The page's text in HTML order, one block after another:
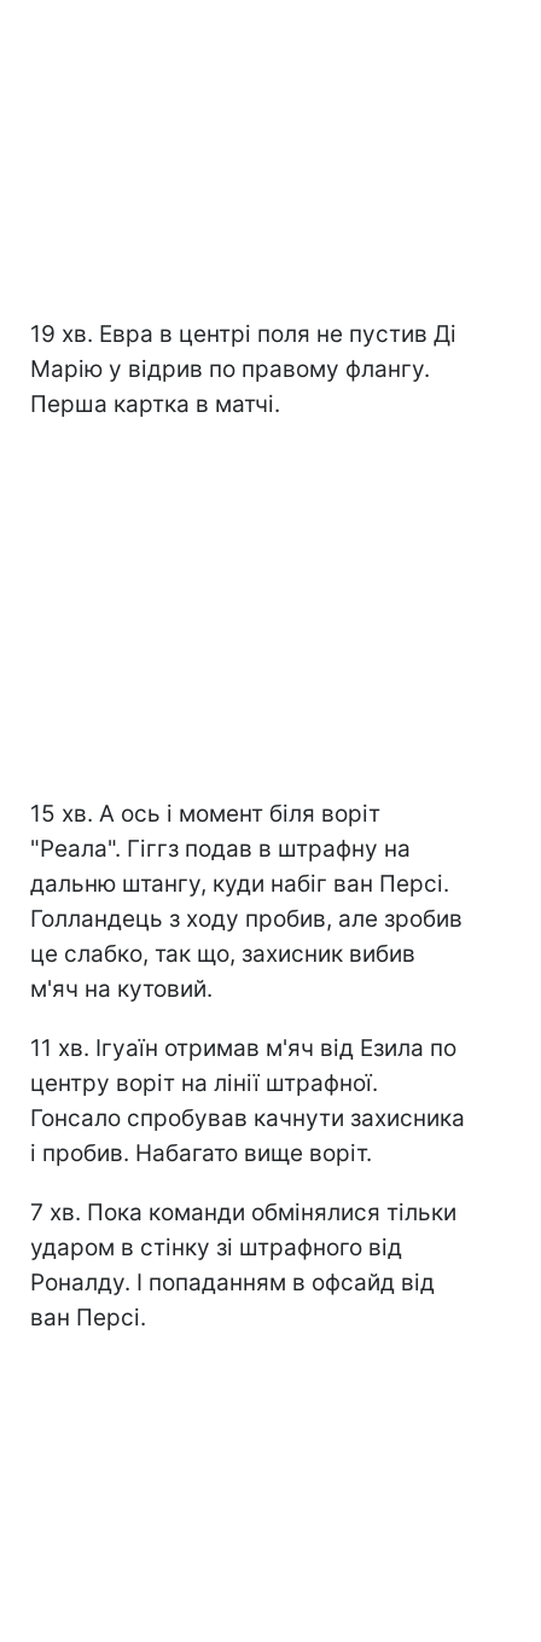
19 хв. Евра в центрі поля не пустив Ді
Марію у відрив по правому флангу.
Перша картка в матчі.
15 хв. А ось і момент біля воріт
"Реала". Гіггз подав в штрафну на
дальню штангу, куди набіг ван Персі.
Голландець з ходу пробив, але зробив
це слабко, так що, захисник вибив
м'яч на кутовий.
11 хв. Ігуаїн отримав м'яч від Езила по
центру воріт на лінії штрафної.
Гонсало спробував качнути захисника
і пробив. Набагато вище воріт.
7 хв. Пока команди обмінялися тільки
ударом в стінку зі штрафного від
Роналду. І попаданням в офсайд від
ван Персі.